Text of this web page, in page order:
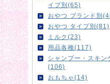
イプ別(65)
おやつ ブランド別
おやつ タイプ別(81)
ミルク(23)
用品各種(117)
シャンプー・スキン
(106)
おもちゃ(14)